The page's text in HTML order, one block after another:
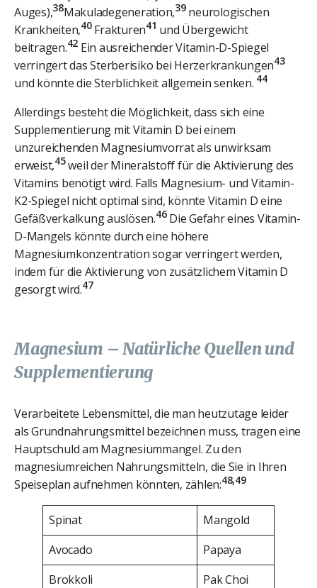
Auges),38Makuladegeneration,39neurologischen
Krankheiten,40Frakturen41 und Übergewicht
beitragen.42 Ein ausreichender Vitamin-D-Spiegel
verringert das Sterberisiko bei Herzerkrankungen43
und könnte die Sterblichkeit allgemein senken. 44
Allerdings besteht die Möglichkeit, dass sich eine
Supplementierung mit Vitamin D bei einem
unzureichenden Magnesiumvorrat als unwirksam
erweist,45weil der Mineralstoff für die Aktivierung des
Vitamins benötigt wird. Falls Magnesium- und Vitamin-
K2-Spiegel nicht optimal sind, könnte Vitamin D eine
Gefäßverkalkung auslösen.46Die Gefahr eines Vitamin-
D-Mangels könnte durch eine höhere
Magnesiumkonzentration sogar verringert werden,
indem für die Aktivierung von zusätzlichem Vitamin D
gesorgt wird.47
Magnesium – Natürliche Quellen und
Supplementierung
Verarbeitete Lebensmittel, die man heutzutage leider
als Grundnahrungsmittel bezeichnen muss, tragen eine
Hauptschuld am Magnesiummangel. Zu den
magnesiumreichen Nahrungsmitteln, die Sie in Ihren
Speiseplan aufnehmen könnten, zählen:48,49
Spinat
Mangold
Avocado
Papaya
Brokkoli
Pak Choi